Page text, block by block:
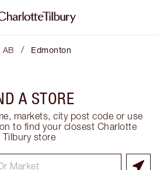
AB / Edmonton
A STORE
markets, city post code or use
to find your closest Charlotte
Tilbury store